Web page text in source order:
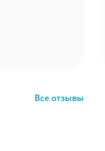
Все отзывы